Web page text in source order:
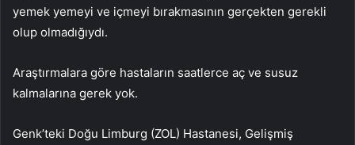
yemek yemeyi ve içmeyi bırakmasının gerçekten gerekli
olup olmadığıydı.
Araştırmalara göre hastaların saatlerce aç ve susuz
kalmalarına gerek yok.
Genk’teki Doğu Limburg (ZOL) Hastanesi, Gelişmiş